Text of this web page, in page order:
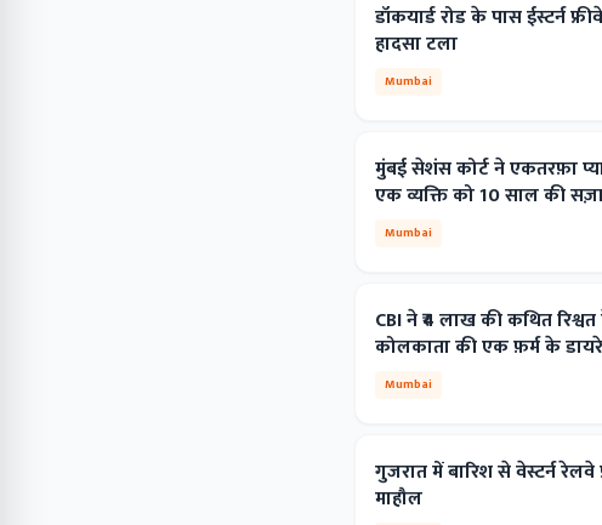
डॉकयार्ड रोड के पास ईस्टर्न
हादसा टला
Mumbai
मुंबई सेशंस कोर्ट ने एकतरफ़ा
एक व्यक्ति को 10 साल की
Mumbai
CBI ने ₹4 लाख की कथित
कोलकाता की एक फ़र्म के
Mumbai
गुजरात में बारिश से वेस्टर्न रेलवे
माहौल